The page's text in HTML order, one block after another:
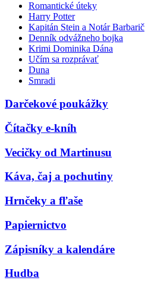
Romantické úteky
Harry Potter
Kapitán Stein a Notár Barbarič
Denník odvážneho bojka
Krimi Dominika Dána
Učím sa rozprávať
Duna
Smradi
Darčekové poukážky
Čítačky e-kníh
Vecičky od Martinusu
Káva, čaj a pochutiny
Hrnčeky a fľaše
Papiernictvo
Zápisníky a kalendáre
Hudba